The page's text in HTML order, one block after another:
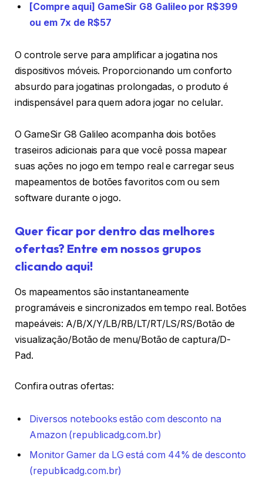
[Compre aqui] GameSir G8 Galileo por R$399
ou em 7x de R$57
O controle serve para amplificar a jogatina nos
dispositivos móveis. Proporcionando um conforto
absurdo para jogatinas prolongadas, o produto é
indispensável para quem adora jogar no celular.
O GameSir G8 Galileo acompanha dois botões
traseiros adicionais para que você possa mapear
suas ações no jogo em tempo real e carregar seus
mapeamentos de botões favoritos com ou sem
software durante o jogo.
Quer ficar por dentro das melhores
ofertas? Entre em nossos grupos
clicando aqui!
Os mapeamentos são instantaneamente
programáveis e sincronizados em tempo real. Botões
mapeáveis: A/B/X/Y/LB/RB/LT/RT/LS/RS/Botão de
visualização/Botão de menu/Botão de captura/D-
Pad.
Confira outras ofertas:
Diversos notebooks estão com desconto na
Amazon (republicadg.com.br)
Monitor Gamer da LG está com 44% de desconto
(republicadg.com.br)